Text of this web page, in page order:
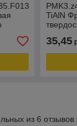
TiAlN
35,45
из 6 отзывов